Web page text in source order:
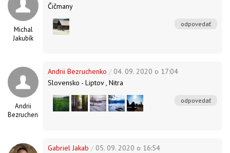
Michal
Jakubík
Čičmany
odpovedať
Andrii
Bezruchenko
Andrii Bezruchenko / 04. 09. 2020 o 17:04
Slovensko - Liptov , Nitra
odpovedať
Gabriel Jakab / 05. 09. 2020 o 16:54